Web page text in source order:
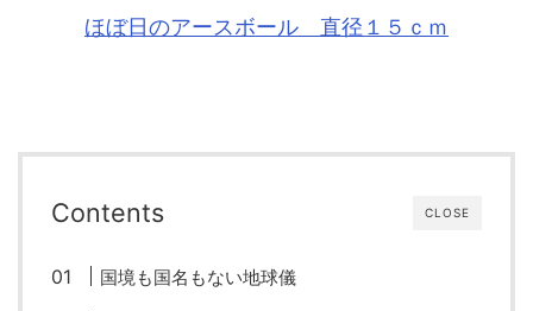
ほぼ日のアースボール 直径１５ｃｍ
CLOSE
Contents
国境も国名もない地球儀